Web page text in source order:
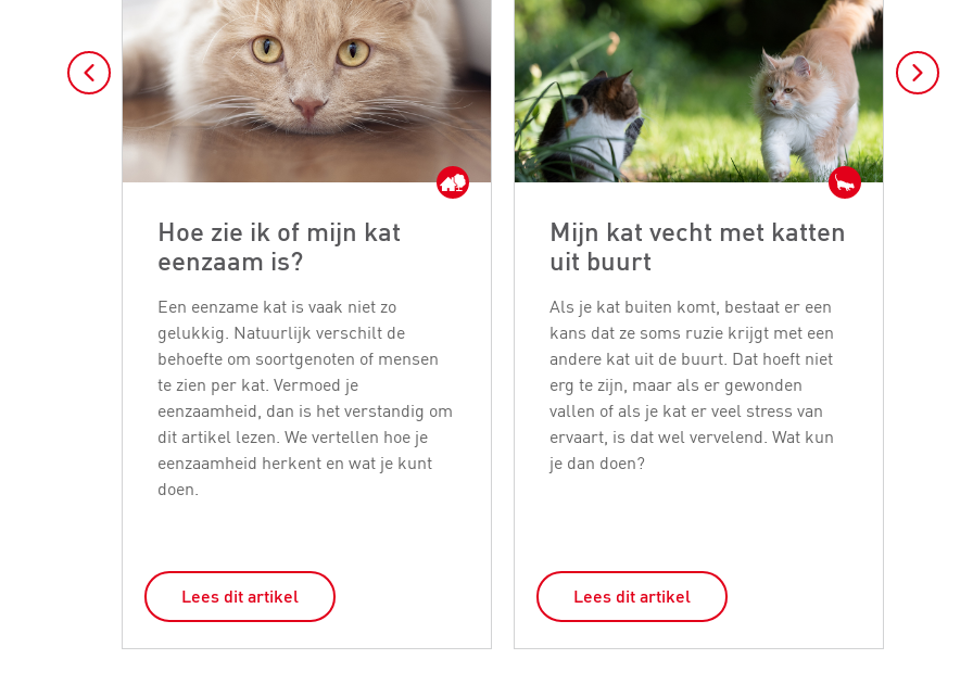
Hoe zie ik of mijn kat
eenzaam is?
Een eenzame kat is vaak niet zo
gelukkig. Natuurlijk verschilt de
behoefte om soortgenoten of mensen
te zien per kat. Vermoed je
eenzaamheid, dan is het verstandig om
dit artikel lezen. We vertellen hoe je
eenzaamheid herkent en wat je kunt
doen.
Lees dit artikel
Mijn kat vecht met katten
uit buurt
Als je kat buiten komt, bestaat er een
kans dat ze soms ruzie krijgt met een
andere kat uit de buurt. Dat hoeft niet
erg te zijn, maar als er gewonden
vallen of als je kat er veel stress van
ervaart, is dat wel vervelend. Wat kun
je dan doen?
Lees dit artikel